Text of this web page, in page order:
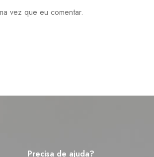
vez que eu comentar.
Precisa de ajuda?